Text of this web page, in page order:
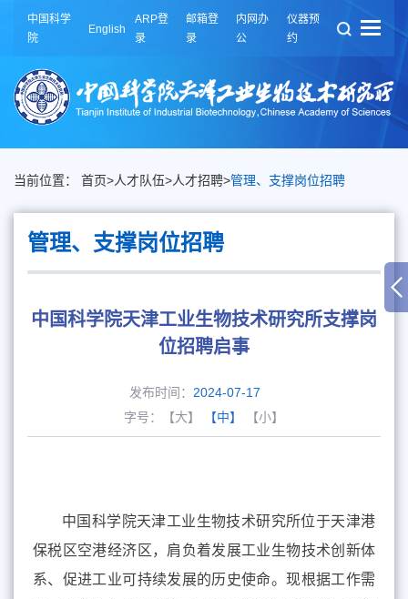
中国科学
院
English
ARP登
录
邮箱登
录
内网办
公
仪器预
约
当前位置： 首页>人才队伍>人才招聘>管理、支撑岗位招聘
管理、支撑岗位招聘
中国科学院天津工业生物技术研究所支撑岗
位招聘启事
发布时间： 2024-07-17
字号：
【大】 【中】 【小】
中国科学院天津工业生物技术研究所位于天津港
保税区空港经济区，肩负着发展工业生物技术创新体
系、促进工业可持续发展的历史使命。现根据工作需